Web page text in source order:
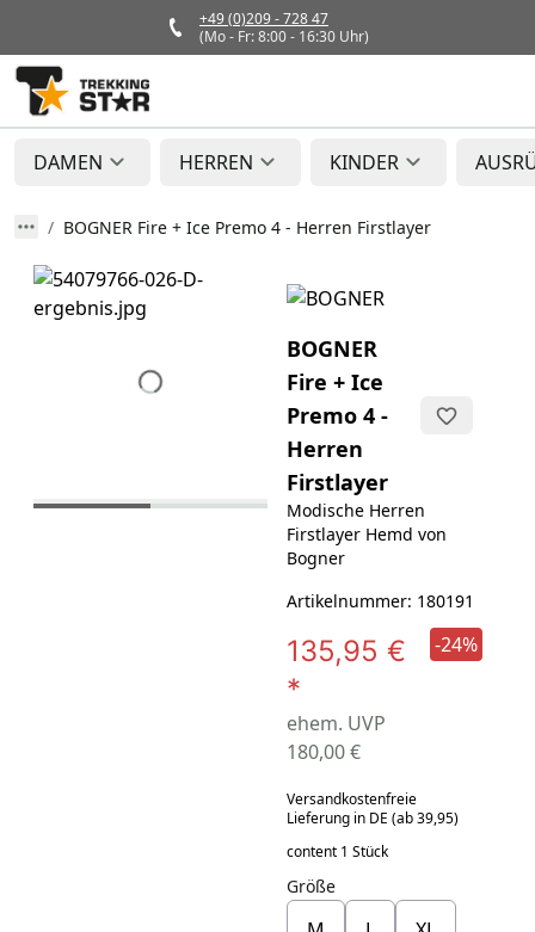
+49 (0)209 - 728 47
(Mo - Fr: 8:00 - 16:30 Uhr)
DAMEN HERREN KINDER
BOGNER Fire + Ice Premo 4 - Herren Firstlayer
BOGNER
Fire + Ice
Premo 4 -
Herren
Firstlayer
Modische Herren
Firstlayer Hemd von
Bogner
Artikelnummer: 180191
135,95 €
*
ehem. UVP
180,00 €
-24%
Versandkostenfreie
Lieferung in DE (ab 39,95)
content 1 Stück
Größe